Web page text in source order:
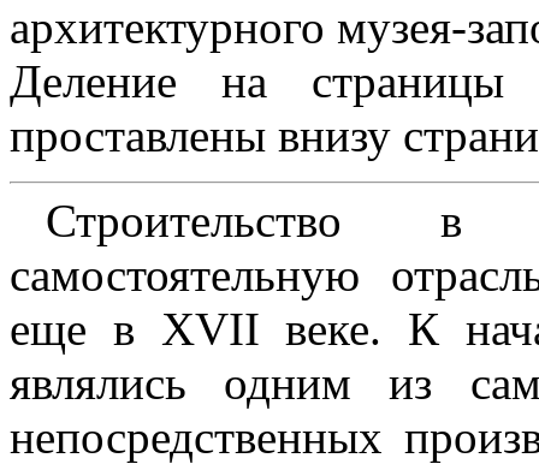
архитектурного музея-
Деление на страницы
проставлены внизу
Строительство
самостоятельную
еще в XVII веке. К
являлись одним из
непосредственных